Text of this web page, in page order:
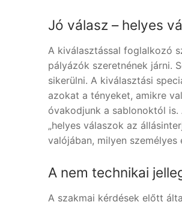
Jó válasz – helyes
A kiválasztással foglalkozó
pályázók szeretnének járni.
sikerülni. A kiválasztási
azokat a tényeket, amikre
óvakodjunk a sablonoktól
„helyes válaszok az
valójában, milyen
A nem technikai
A szakmai kérdések előtt